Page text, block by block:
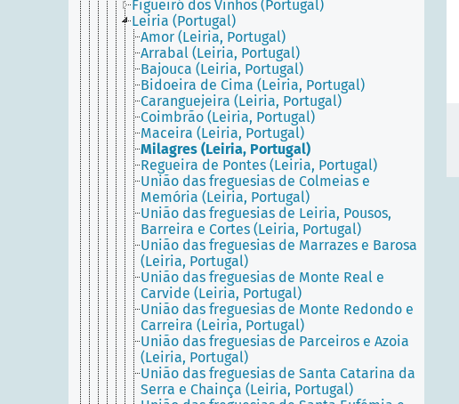
Figueiró dos Vinhos (Portugal)
Leiria (Portugal)
Amor (Leiria, Portugal)
Arrabal (Leiria, Portugal)
Bajouca (Leiria, Portugal)
Bidoeira de Cima (Leiria, Portugal)
Caranguejeira (Leiria, Portugal)
Coimbrão (Leiria, Portugal)
Maceira (Leiria, Portugal)
Milagres (Leiria, Portugal)
Regueira de Pontes (Leiria, Portugal)
União das freguesias de Colmeias e
Memória (Leiria, Portugal)
União das freguesias de Leiria, Pousos,
Barreira e Cortes (Leiria, Portugal)
União das freguesias de Marrazes e Barosa
(Leiria, Portugal)
União das freguesias de Monte Real e
Carvide (Leiria, Portugal)
União das freguesias de Monte Redondo e
Carreira (Leiria, Portugal)
União das freguesias de Parceiros e Azoia
(Leiria, Portugal)
União das freguesias de Santa Catarina da
Serra e Chainça (Leiria, Portugal)